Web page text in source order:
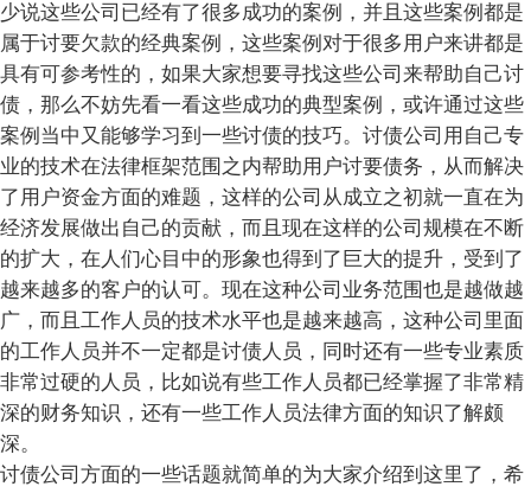
少说这些公司已经有了很多成功的案例，并且这些案例都是
属于讨要欠款的经典案例，这些案例对于很多用户来讲都是
具有可参考性的，如果大家想要寻找这些公司来帮助自己讨
债，那么不妨先看一看这些成功的典型案例，或许通过这些
案例当中又能够学习到一些讨债的技巧。讨债公司用自己专
业的技术在法律框架范围之内帮助用户讨要债务，从而解决
了用户资金方面的难题，这样的公司从成立之初就一直在为
经济发展做出自己的贡献，而且现在这样的公司规模在不断
的扩大，在人们心目中的形象也得到了巨大的提升，受到了
越来越多的客户的认可。现在这种公司业务范围也是越做越
广，而且工作人员的技术水平也是越来越高，这种公司里面
的工作人员并不一定都是讨债人员，同时还有一些专业素质
非常过硬的人员，比如说有些工作人员都已经掌握了非常精
深的财务知识，还有一些工作人员法律方面的知识了解颇
深。
讨债公司方面的一些话题就简单的为大家介绍到这里了，希